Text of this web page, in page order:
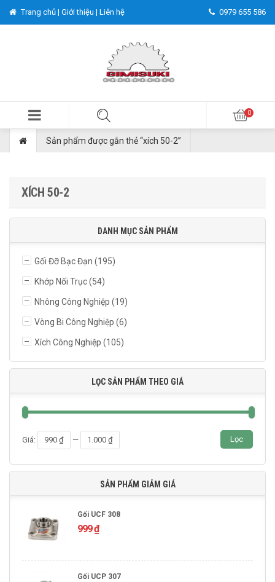
Trang chủ | Giới thiệu | Liên hệ 0979 655 586
Sản phẩm được gắn thẻ “xích 50-2”
XÍCH 50-2
DANH MỤC SẢN PHẨM
Gối Đỡ Bạc Đạn (195)
Khớp Nối Trục(54)
Nhông Công Nghiệp (19)
Vòng Bi Công Nghiệp (6)
Xích Công Nghiệp (105)
LỌC SẢN PHẨM THEO GIÁ
nhất
nhất
Lọc
Giá: 990 ₫ — 1.000 ₫
SẢN PHẨM GIẢM GIÁ
Gối UCF 308
999₫
Gối UCP 307